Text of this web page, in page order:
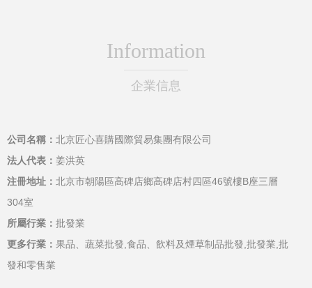
Information
企業信息
公司名稱： 北京匠心喜購國際貿易集團有限公司
法人代表： 姜洪英
注冊地址： 北京市朝陽區高碑店鄉高碑店村四區46號樓B座三層
304室
所屬行業： 批發業
更多行業： 果品、蔬菜批發,食品、飲料及煙草制品批發,批發業,批
發和零售業